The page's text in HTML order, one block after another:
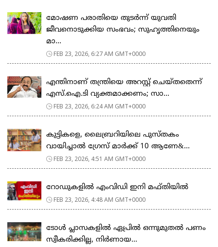
മോഷണ പരാതിയെ തുടര്‍ന്ന് യുവതി
ജീവനൊടുക്കിയ സംഭവം; സുഹൃത്തിനെയും
മാ...
FEB 23, 2026, 6:27 AM GMT+0000
എന്തിനാണ് തന്ത്രിയെ അറസ്റ്റ് ചെയ്തതെന്ന്
എസ്.ഐ.ടി വ്യക്തമാക്കണം; സാ...
FEB 23, 2026, 6:24 AM GMT+0000
കുട്ടികളെ, ലൈബ്രറിയിലെ പുസ്തകം
വായിച്ചാല്‍ ഗ്രേസ് മാര്‍ക്ക് 10 ആണേ&...
FEB 23, 2026, 4:51 AM GMT+0000
റോഡുകളില്‍ എംവിഡി ഇനി മഫ്തിയില്‍
FEB 23, 2026, 4:48 AM GMT+0000
ടോള്‍ പ്ലാസകളില്‍ ഏപ്രില്‍ ഒന്നുമുതല്‍ പണം
സ്വീകരിക്കില്ല, നിര്‍ണായ...